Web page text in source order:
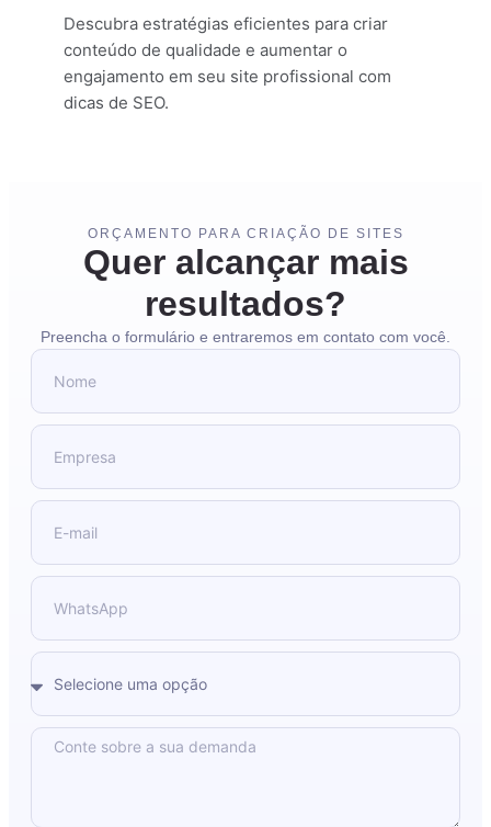
Descubra estratégias eficientes para criar
conteúdo de qualidade e aumentar o
engajamento em seu site profissional com
dicas de SEO.
ORÇAMENTO PARA CRIAÇÃO DE SITES
Quer alcançar mais
resultados?
Preencha o formulário e entraremos em contato com você.